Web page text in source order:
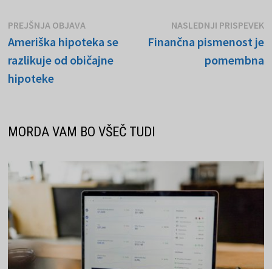
Navigacija
prispevka
PREJŠNJA OBJAVA
objava:
Ameriška hipoteka se
razlikuje od običajne
hipoteke
NASLEDNJI PRISPEVEK
Finančna pismenost je
pomembna
MORDA VAM BO VŠEČ TUDI